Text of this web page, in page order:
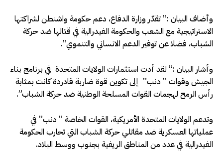
وأضاف البيان :” تقدّر وزارة الدفاع، دعم حكومة واشنطن لشراكتها
الاستراتيجية مع الشعب والحكومة الفيدرالية في قتالها ضد حركة
الشباب، فضلا عن توفير الدعم الانساني والتنموي”.
وأشار البيان :” لقد أدت استثمارات الولايات المتحدة في برنامج بناء
الجيش وقوات ” دنب” إلى تكوين قوة ضاربة قادردة كانت بمثابة
رأس الرمح لهجمات القوات المسلحة الوطنية ضد حركة الشباب”.
وتدعم الولايات المتحدة الأمريكية، القوات الخاصة ” دنب” في
عملياتها العسكرية ضد مقاتلي حركة الشباب التي تحارب الحكومة
الفيدرالية في عدد من المناطق الريفية بجنوب ووسط البلاد.